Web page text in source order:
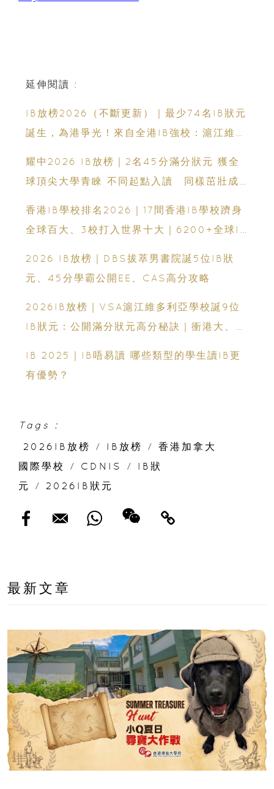
延伸閱讀 :
IB放榜2026（不斷更新）｜最少74名IB狀元
誕生，為港爭光！來自全港IB強校：滬江維多
院、新加坡國際學校、弘立書院、墨爾文國際
學校和德瑞國際學校
耀中2026 IB放榜｜2名45分滿分狀元 獲全
球頂尖大學青睞 不同起點入讀 同樣茁壯成
香港IB學校排名2026｜17間香港IB學校躋身
全球百大、3校打入世界十大｜6200+全球IB
2026 IB放榜｜DBS拔萃男書院誕5位IB狀
元、45分學霸公開EE、CAS高分攻略
2026IB放榜｜VSA滬江維多利亞學校誕9位
IB狀元：公開滿分狀元高分秘訣｜衝港大、帝
IB 2025｜IB唔易讀 哪些類型的學生讀IB更
有優勢？
Tags :
2026IB放榜
/ IB放榜 /
香港加拿大
國際學校
/ CDNIS /
IB狀
元
/ 2026IB狀元
最新文章